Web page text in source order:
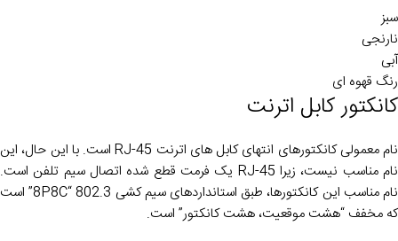
سبز
نارنجی
آبی
رنگ قهوه ای
کانکتور کابل اترنت
نام معمولی کانکتورهای انتهای کابل های اترنت RJ-45 است. با این حال، این
نام مناسب نیست، زیرا RJ-45 یک فرمت قطع شده اتصال سیم تلفن است.
نام مناسب این کانکتورها، طبق استانداردهای سیم کشی 802.3 “8P8C” است
که مخفف “هشت موقعیت، هشت کانکتور” است.